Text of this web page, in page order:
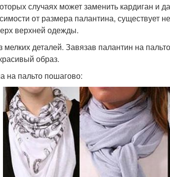
случаях может заменить кардиган и
от размера палантина, существует
верхней одежды.
мелких деталей. Завязав палантин на
образ.
на пальто пошагово: